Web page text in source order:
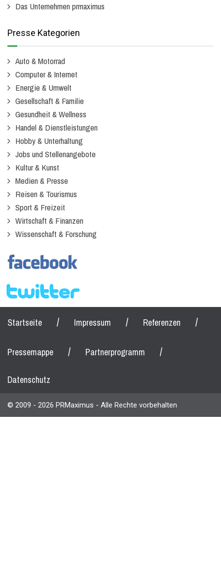
Das Unternehmen prmaximus
Presse Kategorien
Auto & Motorrad
Computer & Internet
Energie & Umwelt
Gesellschaft & Familie
Gesundheit & Wellness
Handel & Dienstleistungen
Hobby & Unterhaltung
Jobs und Stellenangebote
Kultur & Kunst
Medien & Presse
Reisen & Tourismus
Sport & Freizeit
Wirtschaft & Finanzen
Wissenschaft & Forschung
Startseite / Impressum / Referenzen /
Pressemappe / Partnerprogramm /
Datenschutz
© 2009 - 2026 PRMaximus - Alle Rechte vorbehalten